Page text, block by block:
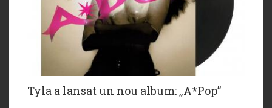
Tyla a lansat un nou album: „A*Pop”